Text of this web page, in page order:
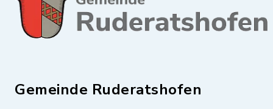
Gemeinde Ruderatshofen